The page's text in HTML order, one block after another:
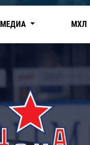
МЕДИА МХЛ